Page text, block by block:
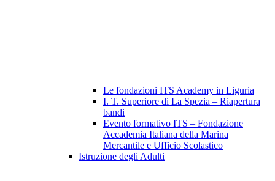
Le fondazioni ITS Academy in Liguria
I. T. Superiore di La Spezia – Riapertura
bandi
Evento formativo ITS – Fondazione
Accademia Italiana della Marina
Mercantile e Ufficio Scolastico
Istruzione degli Adulti